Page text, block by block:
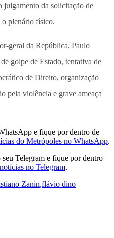
julgamento da solicitação de
o plenário físico.
geral da República, Paulo
golpe de Estado, tentativa de
de Direito, organização
pela violência e grave ameaça
e fique por dentro de
do Metrópoles no WhatsApp.
Telegram e fique por dentro
no Telegram.
Zanin,flávio dino